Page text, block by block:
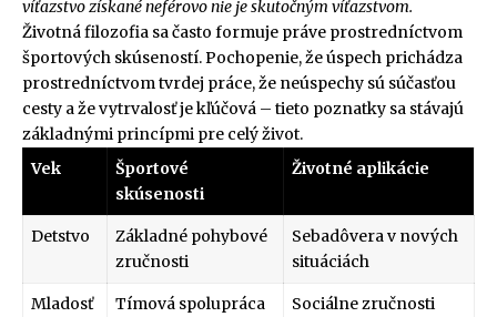
víťazstvo získané neférovo nie je skutočným víťazstvom.
Životná filozofia sa často formuje práve prostredníctvom
športových skúseností. Pochopenie, že úspech prichádza
prostredníctvom tvrdej práce, že neúspechy sú súčasťou
cesty a že vytrvalosť je kľúčová – tieto poznatky sa stávajú
základnými princípmi pre celý život.
Vek
Športové
skúsenosti
Životné aplikácie
Detstvo
Základné pohybové
zručnosti
Sebadôvera v nových
situáciách
Mladosť Tímová spolupráca Sociálne zručnosti